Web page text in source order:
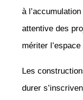
à
attentive des
mériter
Les
durer